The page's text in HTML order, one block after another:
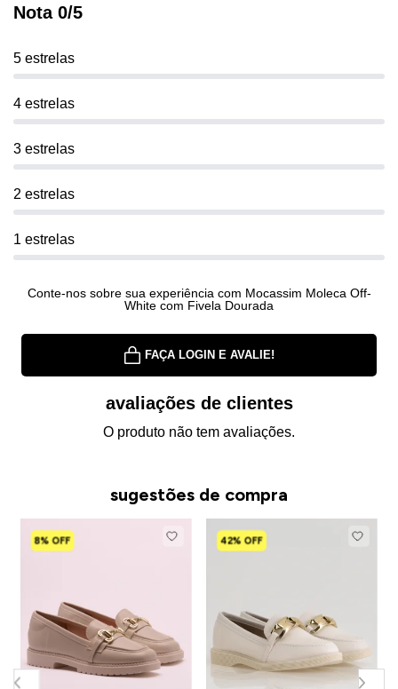
Nota 0/5
5 estrelas
4 estrelas
3 estrelas
2 estrelas
1 estrelas
Conte-nos sobre sua experiência com Mocassim Moleca Off-
White com Fivela Dourada
FAÇA LOGIN E AVALIE!
avaliações de clientes
O produto não tem avaliações.
sugestões de compra
8% OFF 42% OFF